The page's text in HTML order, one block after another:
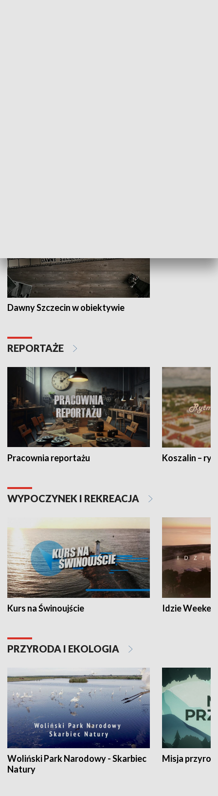
Dawny Szczecin w obiektywie
REPORTAŻE
Pracownia reportażu Koszalin –
WYPOCZYNEK I REKREACJA
Kurs na Świnoujście Idzie
PRZYRODA I EKOLOGIA
Woliński Park Narodowy - Skarbiec
Natury
Misja